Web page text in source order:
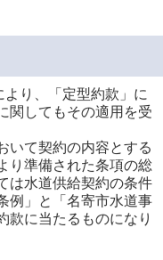
り、「定型約款」に
関してもその適用を受
いて契約の内容とする
り準備された条項の総
は水道供給契約の条件
例」と「名寄市水道事
款に当たるものになり